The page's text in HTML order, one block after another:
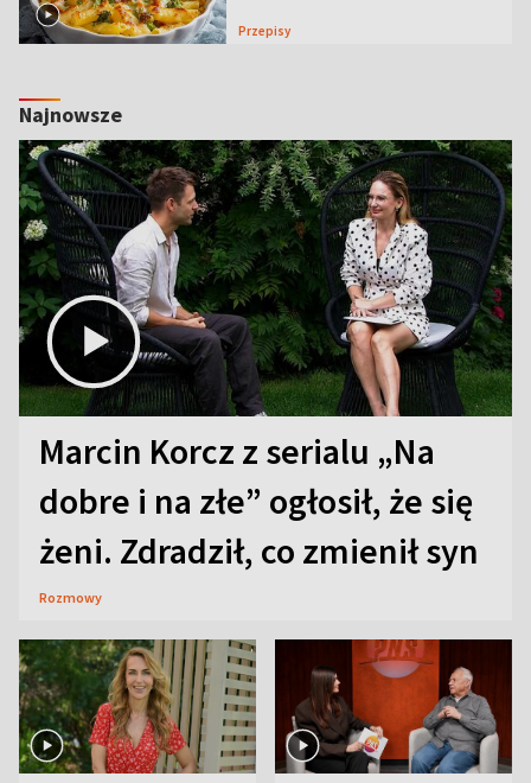
Przepisy
Najnowsze
Marcin Korcz z serialu „Na
dobre i na złe” ogłosił, że się
żeni. Zdradził, co zmienił syn
Rozmowy